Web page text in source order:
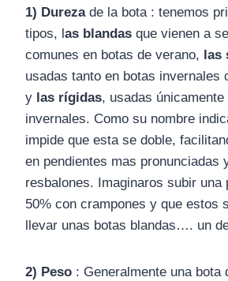
1) Durezade la bota : tenemos
tipos, l as blandas que vienen a
comunes en botas de verano, las
usadas tanto en botas invernales
y las rígidas, usadas únicamente
invernales. Como su nombre
impide que esta se doble,
en pendientes mas pronunciadas
resbalones. Imaginaros subir una
50% con crampones y que estos
llevar unas botas blandas…. un
2) Peso : Generalmente una bota